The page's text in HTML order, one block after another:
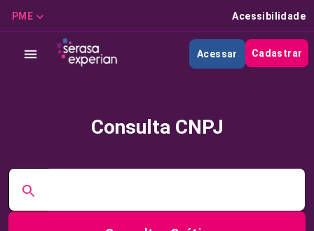
PME Acessibilidade
Acessar Cadastrar
Consulta CNPJ